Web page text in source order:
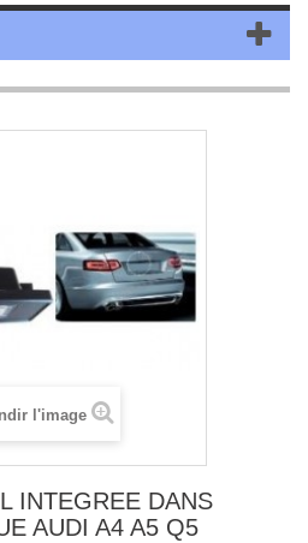
l'image
INTEGREE DANS
AUDI A4 A5 Q5